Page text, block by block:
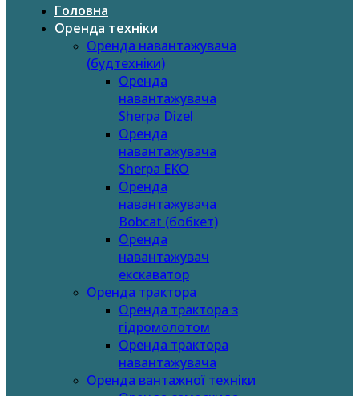
Головна
Оренда техніки
Оренда навантажувача
(будтехніки)
Оренда
навантажувача
Sherpa Dizel
Оренда
навантажувача
Sherpa EKO
Оренда
навантажувача
Bobcat (бобкет)
Оренда
навантажувач
екскаватор
Оренда трактора
Оренда трактора з
гідромолотом
Оренда трактора
навантажувача
Оренда вантажної техніки